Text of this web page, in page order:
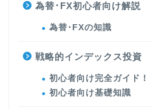
為替･FX初心者向け解説
為替･FXの知識
戦略的インデックス投資
初心者向け完全ガイド！
初心者向け基礎知識